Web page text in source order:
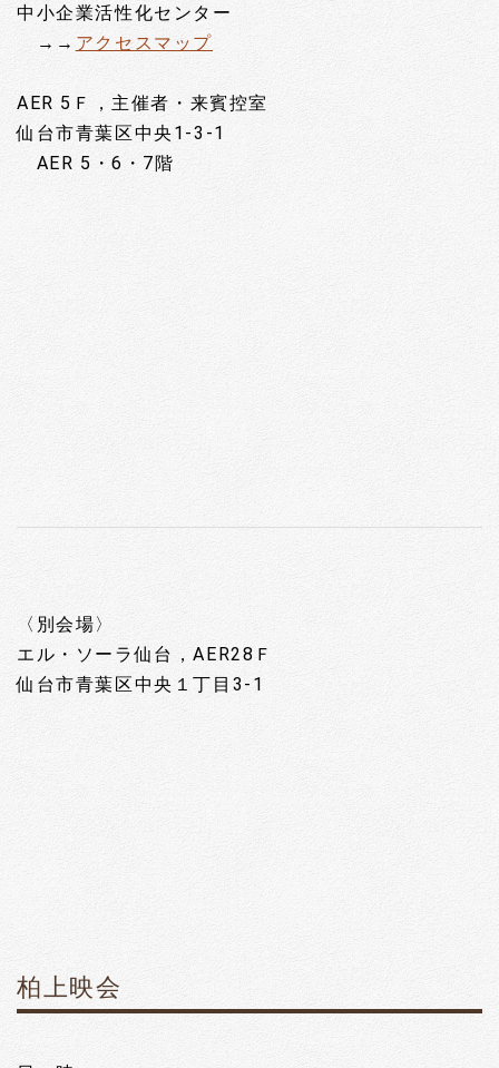
中小企業活性化センター
→→ アクセスマップ
AER 5Ｆ，主催者・来賓控室
仙台市青葉区中央1-3-1
AER 5・6・7階
〈別会場〉
エル・ソーラ仙台，AER28Ｆ
仙台市青葉区中央１丁目3-1
柏上映会